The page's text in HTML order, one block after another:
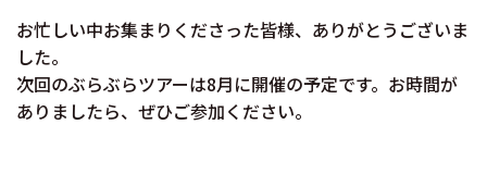
お忙しい中お集まりくださった皆様、ありがとうございま
した。
次回のぶらぶらツアーは8月に開催の予定です。お時間が
ありましたら、ぜひご参加ください。